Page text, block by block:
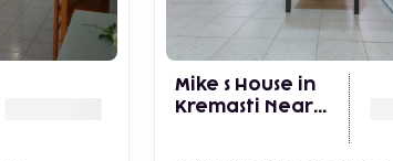
Mike s House in
Kremasti Near